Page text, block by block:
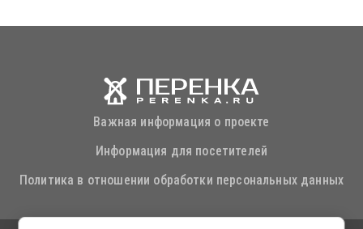
Важная информация о проекте
Информация для посетителей
Политика в отношении обработки персональных данных